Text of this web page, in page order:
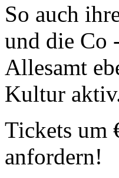
So auch
und die Co
Allesamt
Kultur
Tickets um
anfordern!